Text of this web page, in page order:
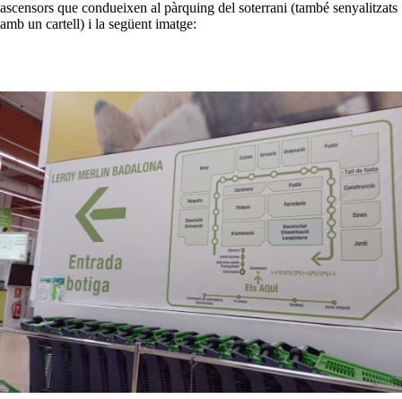
ascensors que condueixen al pàrquing del soterrani (també senyalitzats
amb un cartell) i la següent imatge: